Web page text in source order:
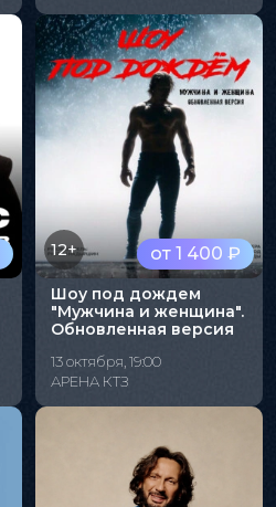
от 1 400 ₽
12+
Шоу под дождем
"Мужчина и женщина".
Обновленная версия
13 октября, 19:00
АРЕНА КТЗ